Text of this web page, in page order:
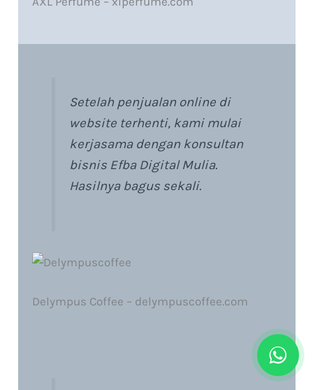
Setelah penjualan online di
website terhenti, kami mulai
kerjasama dengan konsultan
bisnis Efba Digital Mulia.
Hasilnya bagus sekali.
Delympus Coffee – delympuscoffee.com